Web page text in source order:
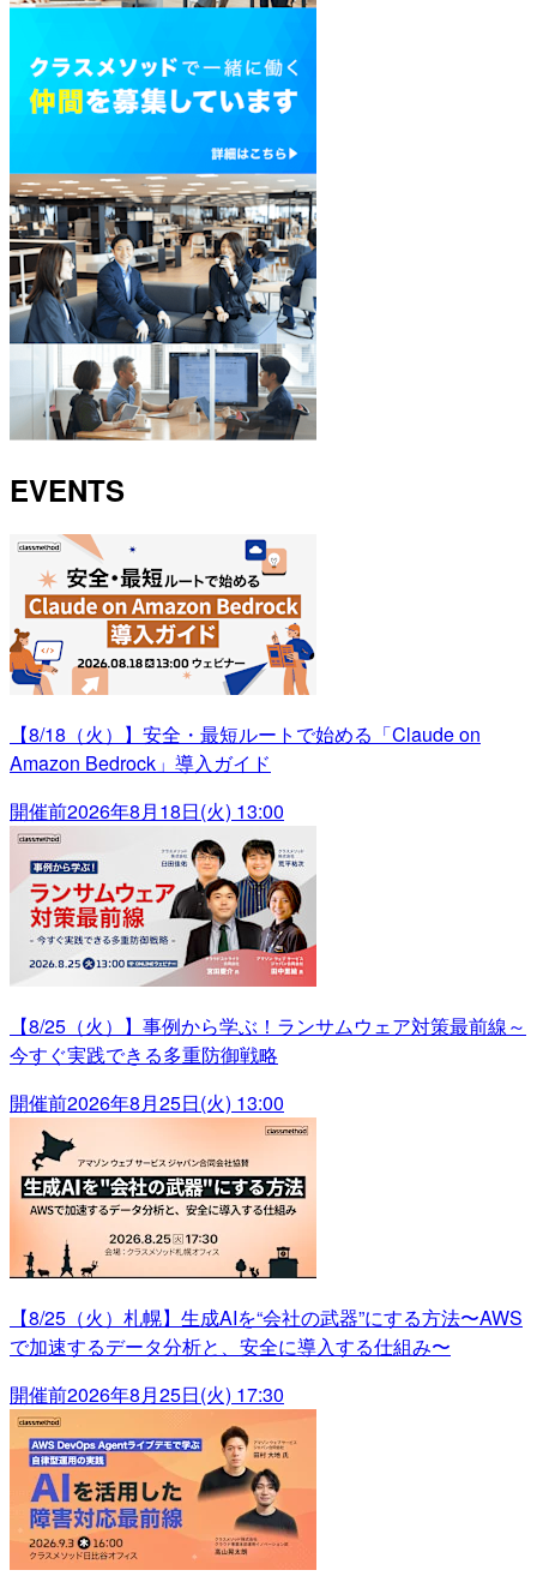
EVENTS
【8/18（火）】安全・最短ルートで始める「Claude on
Amazon Bedrock」導入ガイド
開催前2026年8月18日(火) 13:00
【8/25（火）】事例から学ぶ！ランサムウェア対策最前線～
今すぐ実践できる多重防御戦略
開催前2026年8月25日(火) 13:00
【8/25（火）札幌】生成AIを“会社の武器”にする方法〜AWS
で加速するデータ分析と、安全に導入する仕組み〜
開催前2026年8月25日(火) 17:30